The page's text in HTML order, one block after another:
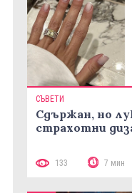
СЪВЕТИ
Сдържан, но
страхотни
133 7 мин